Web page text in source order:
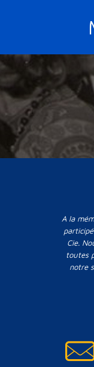
A la
Cie.
toutes
notre